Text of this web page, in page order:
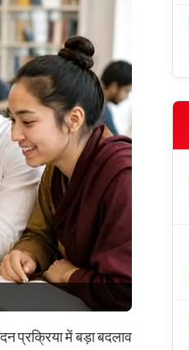
प्रक्रिया में बड़ा बदलाव